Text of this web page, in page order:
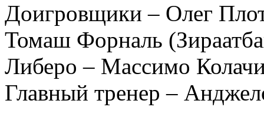
Доигровщики – Олег
Томаш Форналь
Либеро – Массимо
Главный тренер –